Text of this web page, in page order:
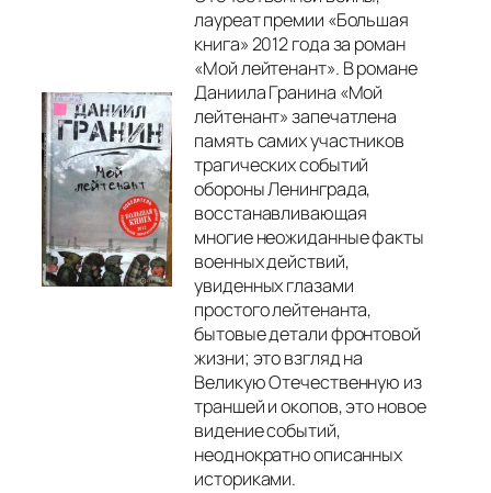
лауреат премии «Большая
книга» 2012 года за роман
«Мой лейтенант». В романе
Даниила Гранина «Мой
лейтенант» запечатлена
память самих участников
трагических событий
обороны Ленинграда,
восстанавливающая
многие неожиданные факты
военных действий,
увиденных глазами
простого лейтенанта,
бытовые детали фронтовой
жизни; это взгляд на
Великую Отечественную из
траншей и окопов, это новое
видение событий,
неоднократно описанных
историками.